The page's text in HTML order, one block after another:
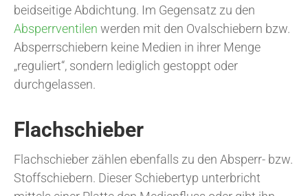
beidseitige Abdichtung. Im Gegensatz zu den
Absperrventilen werden mit den Ovalschiebern bzw.
Absperrschiebern keine Medien in ihrer Menge
„reguliert“, sondern lediglich gestoppt oder
durchgelassen.
Flachschieber
Flachschieber zählen ebenfalls zu den Absperr- bzw.
Stoffschiebern. Dieser Schiebertyp unterbricht